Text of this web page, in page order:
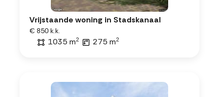
Vrijstaande woning in Stadskanaal
€ 850 k.k.
1035 m2 275 m2